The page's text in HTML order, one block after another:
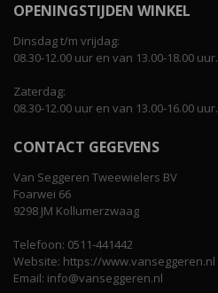
OPENINGSTIJDEN WINKEL
Dinsdag t/m vrijdag:
08.30-12.00 uur en van 13.00-18.00 uur.
Zaterdag:
08.30-12.00 uur en van 13.00-16.00 uur.
CONTACT GEGEVENS
Van Seggeren Tweewielers BV
Foarwei 66
9298 JM Kollumerzwaag
Telefoon: 0511-441442
Website: https://www.vanseggeren.nl
Email: info@vanseggeren.nl